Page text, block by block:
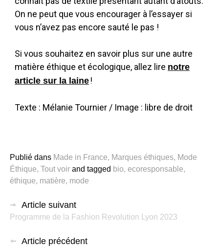
On ne peut que vous encourager à l’essayer si
vous n’avez pas encore sauté le pas !
Si vous souhaitez en savoir plus sur une autre
matière éthique et écologique, allez lire notre
article sur la laine !
Texte : Mélanie Tournier / Image : libre de droit
Publié dans Made in France, Marques éthiques, Mode
Éthique, Tout voir and tagged bio, ecoresponsable,
éthique, matière, mode
Article suivant
Programme de la Fashion Revolution Lyon 2023
Article précédent